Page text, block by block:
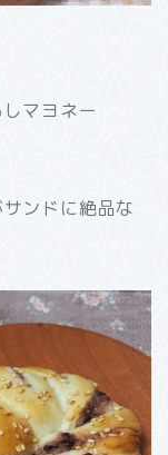
マヨネー
ンドに絶品な